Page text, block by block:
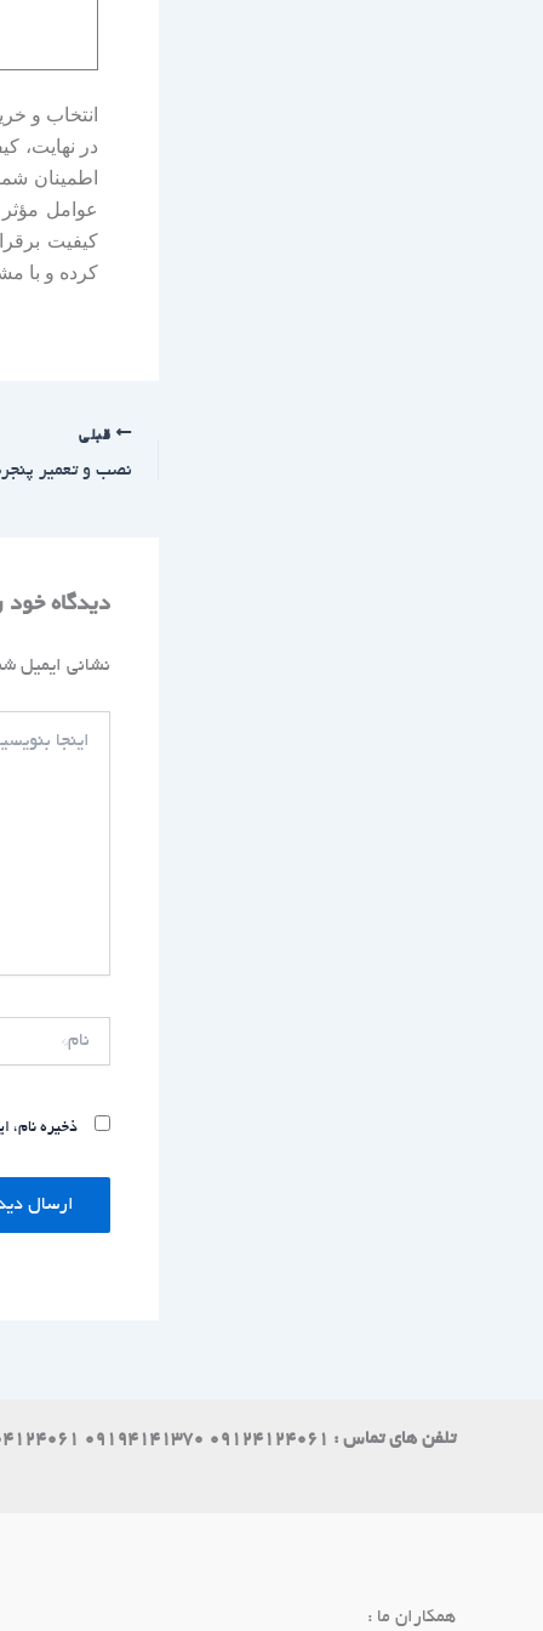
انتخاب و
در نهایت،
اطمینان
عوامل مؤثر
کیفیت
کرده و با
قبلی
نصب و تعمیر
دیدگاه‌ خود
نشانی ایمیل
بنویسید…
ذخیره نام،
تلفن های تماس : 09124124061 09194141370 09004124061
همکاران ما :